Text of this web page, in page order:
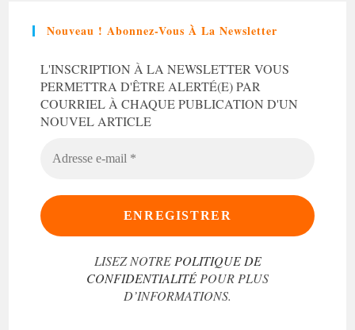
Nouveau ! Abonnez-Vous À La Newsletter
L'INSCRIPTION À LA NEWSLETTER VOUS
PERMETTRA D'ÊTRE ALERTÉ(E) PAR
COURRIEL À CHAQUE PUBLICATION D'UN
NOUVEL ARTICLE
LISEZ NOTRE POLITIQUE DE
CONFIDENTIALITÉ POUR PLUS
D’INFORMATIONS.